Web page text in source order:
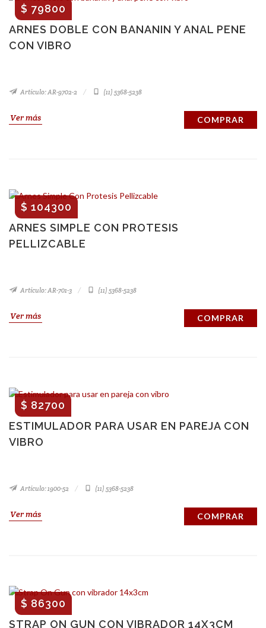
ARNES DOBLE CON BANANIN Y ANAL PENE
CON VIBRO
$ 79800
Artículo: AR-9702-2 (11) 5368-5238
Ver más COMPRAR
ARNES SIMPLE CON PROTESIS
PELLIZCABLE
$ 104300
Artículo: AR-701-3 (11) 5368-5238
Ver más COMPRAR
ESTIMULADOR PARA USAR EN PAREJA CON
VIBRO
$ 82700
Artículo: 1900-52 (11) 5368-5238
Ver más COMPRAR
STRAP ON GUN CON VIBRADOR 14X3CM
$ 86300